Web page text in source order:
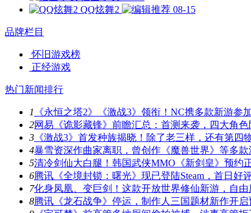
QQ炫舞2
08-15
品牌栏目
怀旧游戏榜
正经游戏
热门新闻排行
1
《永恒之塔2》《激战3》领衔！NC携多款新游参
2网易《诡影藏锋》前瞻汇总：首测来袭，四大角色
3 《激战3》首发种族揭晓！除了老三样，还有第四
4暴雪资深作曲家离职，曾创作《魔兽世界》等多款
5清冷剑仙大白腿！韩国武侠MMO《新剑皇》预约
6腾讯《全境封锁：曙光》现已登陆Steam，首日好
7化身凤凰、变巨剑！这款开放世界修仙新游，自由
8腾讯《龙石战争》停运，制作人三国题材新作开启